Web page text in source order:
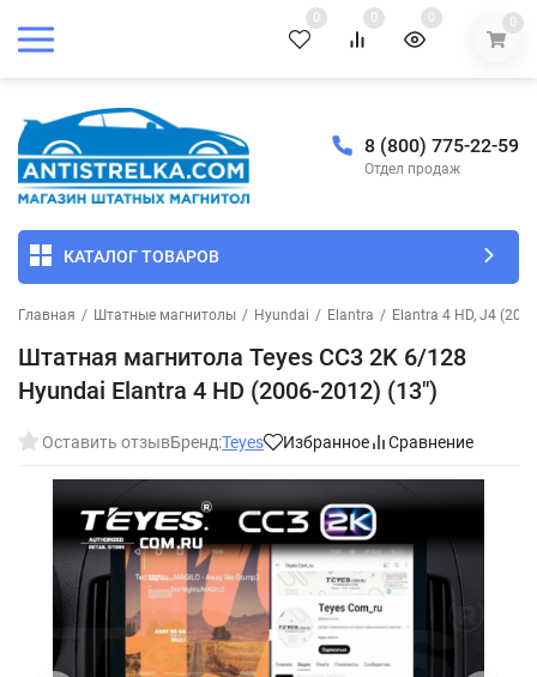
0 0 0 0
8 (800) 775-22-59
Отдел продаж
КАТАЛОГ ТОВАРОВ
Главная / Штатные магнитолы / Hyundai / Elantra / Elantra 4 HD, J4
Штатная магнитола Teyes CC3 2K 6/128
Hyundai Elantra 4 HD (2006-2012) (13")
Оставить отзывБренд:Teyes Избранное Сравнение